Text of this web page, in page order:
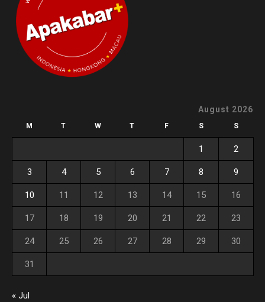
August 2026
M T W T F S S
1 2
3 4 5 6 7 8 9
10 11 12 13 14 15 16
17 18 19 20 21 22 23
24 25 26 27 28 29 30
31
« Jul